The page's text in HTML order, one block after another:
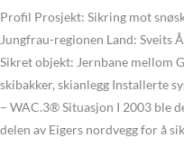
Profil Prosjekt: Sikring mot
Jungfrau-regionen Land: Sveits
Sikret objekt: Jernbane mellom
skibakker, skianlegg Installerte
– WAC.3® Situasjon I 2003 ble
delen av Eigers nordvegg for å